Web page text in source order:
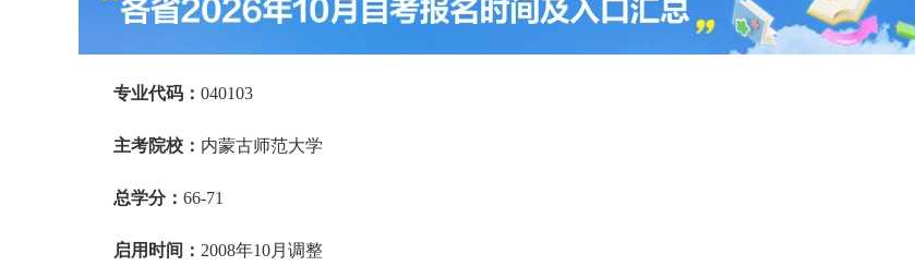
专业代码： 040103
主考院校： 内蒙古师范大学
总学分： 66-71
启用时间： 2008年10月调整